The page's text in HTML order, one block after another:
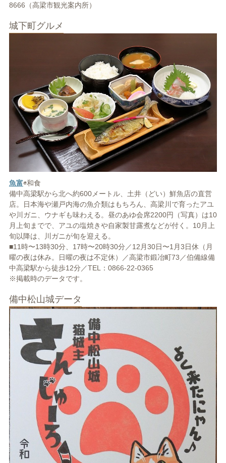
8666（高梁市観光案内所）
城下町グルメ
魚富◉和食
備中高梁駅から北へ約600メートル、土井（どい）鮮魚店の直営
店。日本海や瀬戸内海の魚介類はもちろん、高梁川で育ったアユ
や川ガニ、ウナギも味わえる。昼のあゆ会席2200円（写真）は10
月上旬までで、アユの塩焼きや自家製甘露煮などが付く。10月上
旬以降は、川ガニが旬を迎える。
■11時〜13時30分、17時〜20時30分／12月30日〜1月3日休（月
曜の夜は休み。日曜の夜は不定休）／高梁市鍛冶町73／伯備線備
中高梁駅から徒歩12分／TEL：0866-22-0365
※掲載時のデータです。
備中松山城データ